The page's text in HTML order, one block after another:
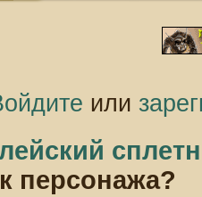
или
персонажа?